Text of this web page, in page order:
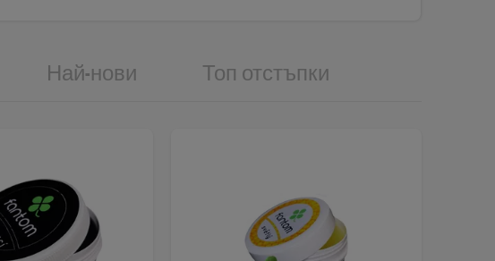
Най-нови Топ отстъпки